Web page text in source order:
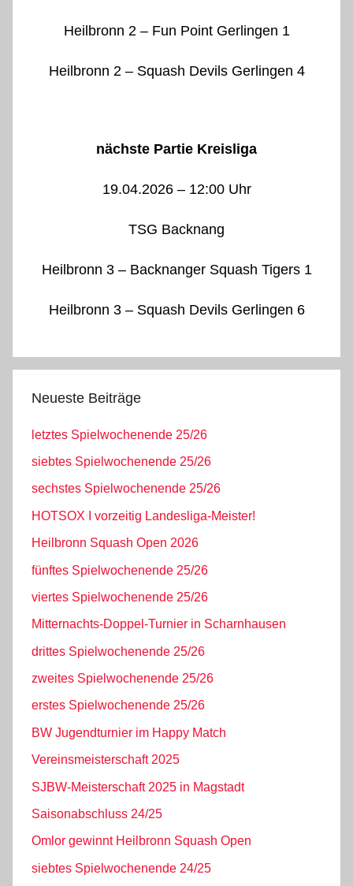
Heilbronn 2 – Fun Point Gerlingen 1
Heilbronn 2 – Squash Devils Gerlingen 4
nächste Partie Kreisliga
19.04.2026 – 12:00 Uhr
TSG Backnang
Heilbronn 3 – Backnanger Squash Tigers 1
Heilbronn 3 – Squash Devils Gerlingen 6
Neueste Beiträge
letztes Spielwochenende 25/26
siebtes Spielwochenende 25/26
sechstes Spielwochenende 25/26
HOTSOX I vorzeitig Landesliga-Meister!
Heilbronn Squash Open 2026
fünftes Spielwochenende 25/26
viertes Spielwochenende 25/26
Mitternachts-Doppel-Turnier in Scharnhausen
drittes Spielwochenende 25/26
zweites Spielwochenende 25/26
erstes Spielwochenende 25/26
BW Jugendturnier im Happy Match
Vereinsmeisterschaft 2025
SJBW-Meisterschaft 2025 in Magstadt
Saisonabschluss 24/25
Omlor gewinnt Heilbronn Squash Open
siebtes Spielwochenende 24/25